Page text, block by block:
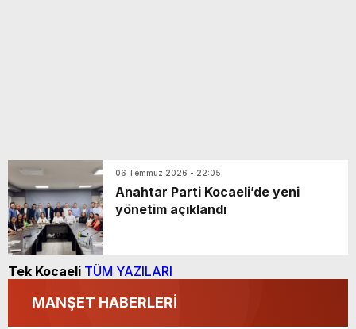
06 Temmuz 2026 - 22:05
Anahtar Parti Kocaeli’de yeni
yönetim açıklandı
Tek Kocaeli TÜM YAZILARI
MANŞET HABERLERİ